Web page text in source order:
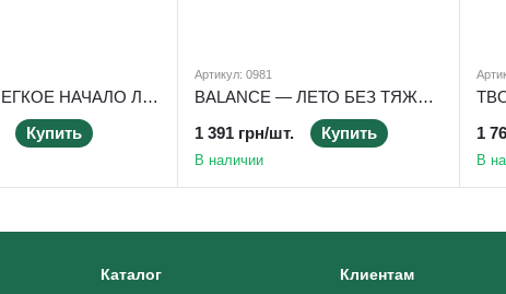
START — ЛЕГКОЕ НАЧАЛО ЛЕТА
Купить
Артикул: 0981
BALANCE — ЛЕТО БЕЗ ТЯЖЕЛОСТИ
1 391 грн/шт.
Купить
В наличии
1
В
Каталог Клиентам